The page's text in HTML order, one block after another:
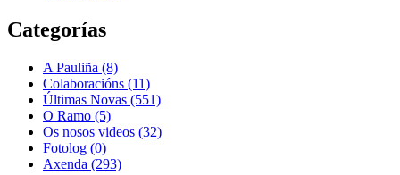
Categorías
A Pauliña (8)
Colaboracións (11)
Últimas Novas (551)
O Ramo (5)
Os nosos videos (32)
Fotolog (0)
Axenda (293)